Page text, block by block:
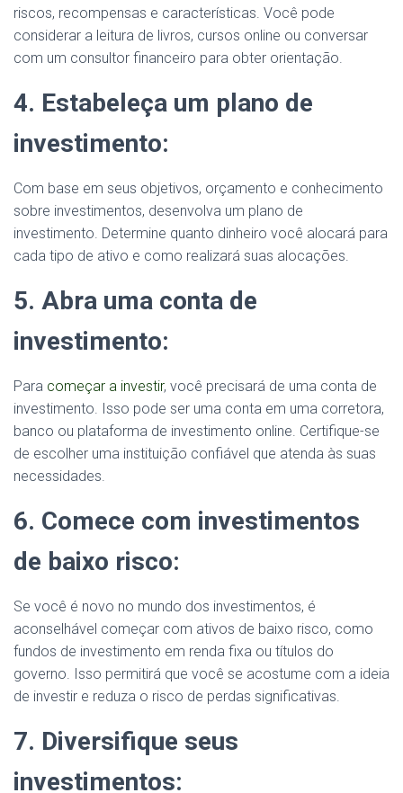
riscos, recompensas e características. Você pode
considerar a leitura de livros, cursos online ou conversar
com um consultor financeiro para obter orientação.
4. Estabeleça um plano de
investimento:
Com base em seus objetivos, orçamento e conhecimento
sobre investimentos, desenvolva um plano de
investimento. Determine quanto dinheiro você alocará para
cada tipo de ativo e como realizará suas alocações.
5. Abra uma conta de
investimento:
Para começar a investir, você precisará de uma conta de
investimento. Isso pode ser uma conta em uma corretora,
banco ou plataforma de investimento online. Certifique-se
de escolher uma instituição confiável que atenda às suas
necessidades.
6. Comece com investimentos
de baixo risco:
Se você é novo no mundo dos investimentos, é
aconselhável começar com ativos de baixo risco, como
fundos de investimento em renda fixa ou títulos do
governo. Isso permitirá que você se acostume com a ideia
de investir e reduza o risco de perdas significativas.
7. Diversifique seus
investimentos: